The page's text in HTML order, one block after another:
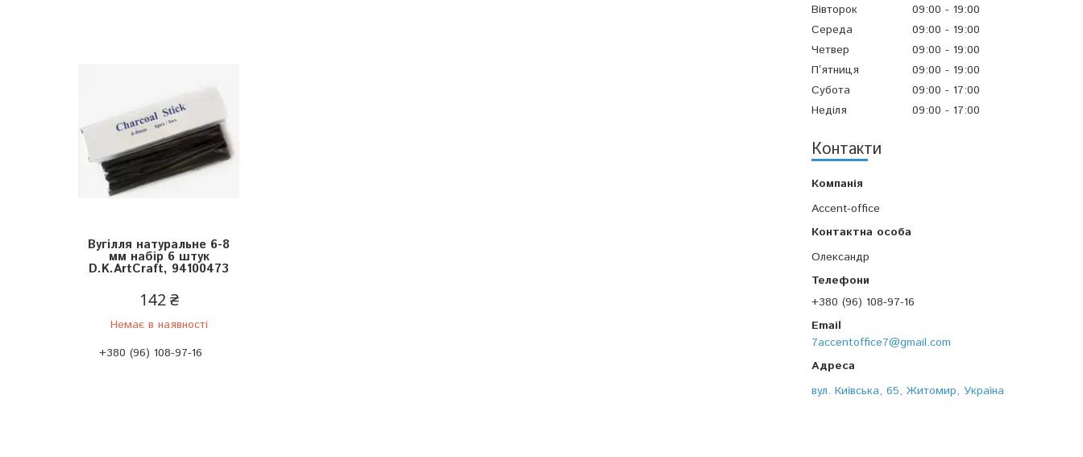
Вівторок
09:00
19:00
Середа
09:00
19:00
Четвер
09:00
19:00
Пʼятниця
09:00
19:00
Субота
09:00
17:00
Неділя
09:00 17:00
Контакти
Accent-office
Олександр
+380 (96) 108-97-16
7accentoffice7@gmail.com
вул. Київська, 65, Житомир, Україна
Вугілля натуральне 6-8
мм набір 6 штук
D.K.ArtCraft, 94100473
142 ₴
Немає в наявності
+380 (96) 108-97-16